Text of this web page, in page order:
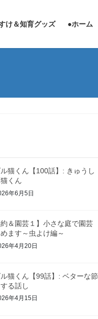
け＆知育グッズ ●ホーム
猫くん【100話】: きゅうし
猫くん
年6月5日
約＆園芸１】小さな庭で園芸
ます～虫よけ編～
年4月20日
猫くん【99話】: ベターな節
る話し
年4月15日